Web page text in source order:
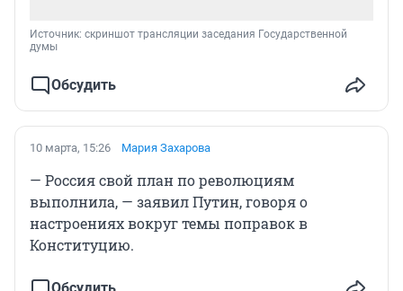
Источник: скриншот трансляции заседания Государственной
думы
Обсудить
10 марта, 15:26 Мария Захарова
— Россия свой план по революциям
выполнила, — заявил Путин, говоря о
настроениях вокруг темы поправок в
Конституцию.